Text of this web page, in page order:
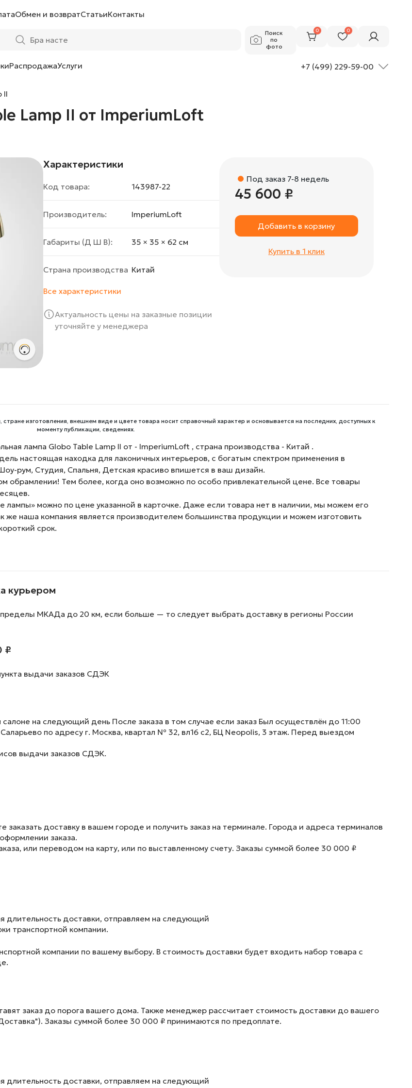
Обмен и возвратСтатьиКонтакты
Поиск
по
фото
0 0
РаспродажаУслуги +7 (499) 229-59-00
II
Lamp II от ImperiumLoft
Характеристики
Код товара: 143987-22
Производитель: ImperiumLoft
Габариты (Д Ш В): 35 × 35 × 62 cм
Страна производства Китай
Все характеристики
Актуальность цены на заказные позиции
уточняйте у менеджера
Под заказ 7-8 недель
45 600 ₽
Добавить в корзину
Купить в 1 клик
изготовления, внешнем виде и цвете товара носит справочный характер и основывается на последних, доступных к
моменту публикации, сведениях.
лампа Globo Table Lamp II от - ImperiumLoft , страна производства - Китай .
настоящая находка для лаконичных интерьеров, с богатым спектром применения в
рум, Студия, Спальня, Детская красиво впишется в ваш дизайн.
обрамлении! Тем более, когда оно возможно по особо привлекательной цене. Все товары
лампы» можно по цене указанной в карточке. Даже если товара нет в наличии, мы можем его
же наша компания является производителем большинства продукции и можем изготовить
срок.
курьером
МКАДа до 20 км, если больше — то следует выбрать доставку в регионы России
₽
выдачи заказов СДЭК
на следующий день После заказа в том случае если заказ Был осуществлён до 11:00
по адресу г. Москва, квартал № 32, вл16 с2, БЦ Neopolis, 3 этаж. Перед выездом
выдачи заказов СДЭК.
доставку в вашем городе и получить заказ на терминале. Города и адреса терминалов
заказа.
или переводом на карту, или по выставленному счету. Заказы суммой более 30 000 ₽
длительность доставки, отправляем на следующий
транспортной компании.
компании по вашему выбору. В стоимость доставки будет входить набор товара с
заказ до порога вашего дома. Также менеджер рассчитает стоимость доставки до вашего
Заказы суммой более 30 000 ₽ принимаются по предоплате.
длительность доставки, отправляем на следующий